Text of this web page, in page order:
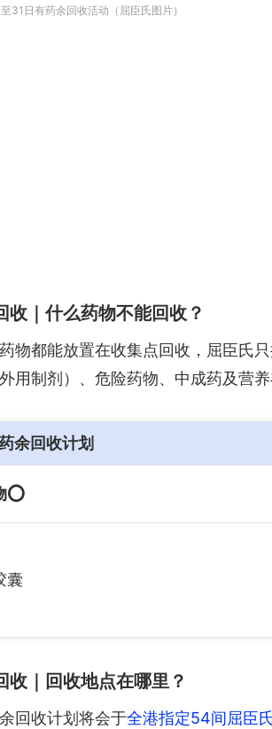
31日有药余回收活动（屈臣氏图片）
收｜什么药物不能回收？
物都能放置在收集点回收，屈臣氏
用制剂）、危险药物、中成药及营养
余回收计划
⭕️
囊
收｜回收地点在哪里？
回收计划将会于全港指定54间屈臣